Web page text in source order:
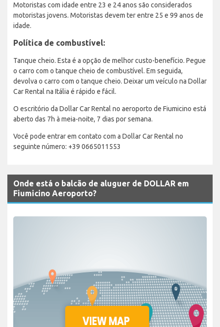
Motoristas com idade entre 23 e 24 anos são considerados
motoristas jovens. Motoristas devem ter entre 25 e 99 anos de
idade.
Política de combustível:
Tanque cheio. Esta é a opção de melhor custo-benefício. Pegue
o carro com o tanque cheio de combustível. Em seguida,
devolva o carro com o tanque cheio. Deixar um veículo na Dollar
Car Rental na Itália é rápido e fácil.
O escritório da Dollar Car Rental no aeroporto de Fiumicino está
aberto das 7h à meia-noite, 7 dias por semana.
Você pode entrar em contato com a Dollar Car Rental no
seguinte número: +39 0665011553
Onde está o balcão de aluguer de DOLLAR em
Fiumicino Aeroporto?